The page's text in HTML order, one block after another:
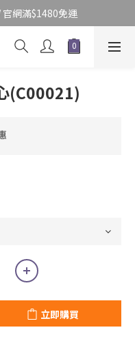
網滿$1480免運
(C00021)
立即購買